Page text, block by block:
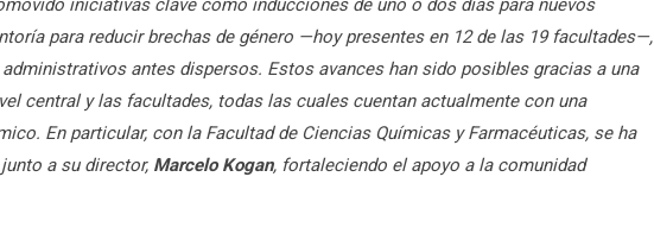
iniciativas clave como inducciones de uno o dos días para nuevos
para reducir brechas de género —hoy presentes en 12 de las 19 facultades—,
antes dispersos. Estos avances han sido posibles gracias a una
central y las facultades, todas las cuales cuentan actualmente con una
En particular, con la Facultad de Ciencias Químicas y Farmacéuticas, se ha
a su director, Marcelo Kogan, fortaleciendo el apoyo a la comunidad